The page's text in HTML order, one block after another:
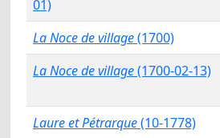
01)
La Noce de village(1700)
La Noce de village(1700-02-13)
Laure et Pétrarque(10-1778)